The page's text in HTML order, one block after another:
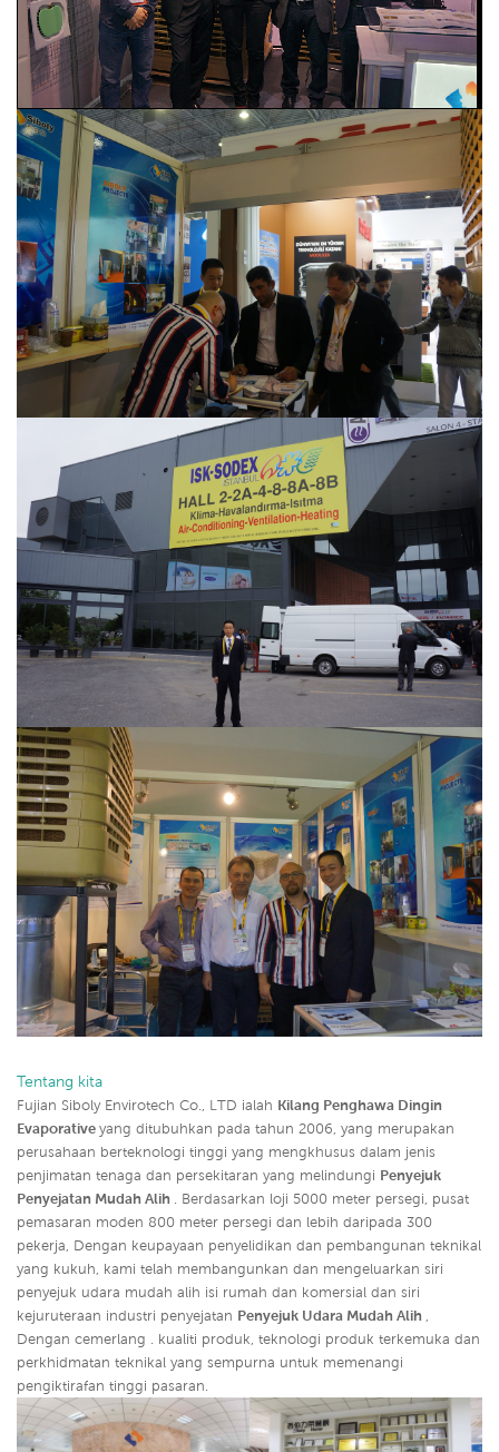
Tentang kita
Fujian Siboly Envirotech Co., LTD ialah Kilang Penghawa Dingin
Evaporative yang ditubuhkan pada tahun 2006, yang merupakan
perusahaan berteknologi tinggi yang mengkhusus dalam jenis
penjimatan tenaga dan persekitaran yang melindungi Penyejuk
Penyejatan Mudah Alih
. Berdasarkan loji 5000 meter persegi, pusat
pemasaran moden 800 meter persegi dan lebih daripada 300
pekerja, Dengan keupayaan penyelidikan dan pembangunan teknikal
yang kukuh, kami telah membangunkan dan mengeluarkan siri
penyejuk udara mudah alih isi rumah dan komersial dan siri
kejuruteraan industri penyejatan Penyejuk Udara Mudah Alih
Dengan cemerlang . kualiti produk, teknologi produk terkemuka dan
perkhidmatan teknikal yang sempurna untuk memenangi
pengiktirafan tinggi pasaran.